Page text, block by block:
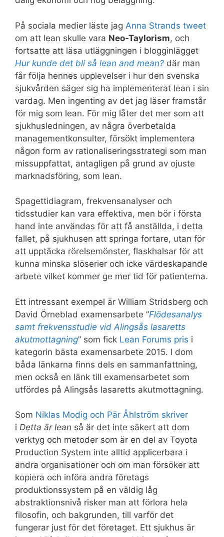
På sociala medier läste jag Anna Strands tweet
om att lean skulle vara Neo-Taylorism, och
fortsatte att läsa utläggningen i blogginlägget
Hur kunde det bli så lean and mean? där man
får följa hennes upplevelser i hur den svenska
sjukvården säger sig ha implementerat lean i sin
vardag. Men ingenting av det jag läser framstår
för mig som lean. För mig låter det mer som att
sjukhusledningen, av några överbetalda
managementkonsulter, försökt implementera
någon form av rationaliseringsstrategi som man
missuppfattat, antagligen på grund av ojuste
marknadsföring, som lean.
Spagettidiagram, frekvensanalyser och
tidsstudier kan vara effektiva, men bör i första
hand inte användas för att få anställda, i detta
fallet, på sjukhusen att springa fortare, utan för
att upptäcka rörelsemönster, flaskhalsar för att
kunna minska slöserier och icke värdeskapande
arbete vilket kommer ge mer tid för patienterna.
Ett intressant exempel är William Stridsberg och
David Örneblad examensarbete ”Flödesanalys
samt frekvensstudie vid Alingsås lasaretts
akutmottagning” som fick Lean Forums pris i
kategorin bästa examensarbete 2015. I dom
båda länkarna finns dels en sammanfattning,
men också en länk till examensarbetet som
utfördes på Alingsås lasaretts akutmottagning.
Som Niklas Modig och Pär Åhlström skriver
i Detta är lean så är det inte säkert att dom
verktyg och metoder som är en del av Toyota
Production System inte alltid applicerbara i
andra organisationer och om man försöker att
kopiera och införa andra företags
produktionssystem på en väldig låg
abstraktionsnivå risker man att förlora hela
filosofin, och bakgrunden, till varför det
fungerar just för det företaget. Ett sjukhus är